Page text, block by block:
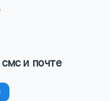
и почте